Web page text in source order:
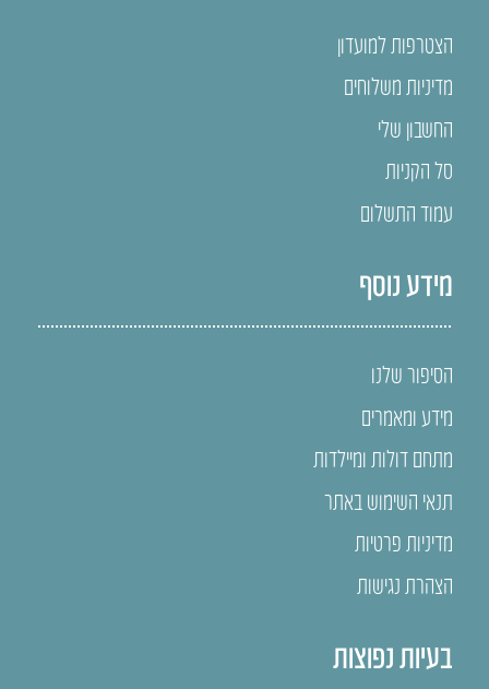
הצטרפות למועדון
מדיניות משלוחים
החשבון שלי
סל הקניות
עמוד התשלום
מידע נוסף
הסיפור שלנו
מידע ומאמרים
מתחם דולות ומיילדות
תנאי השימוש באתר
מדיניות פרטיות
הצהרת נגישות
בעיות נפוצות